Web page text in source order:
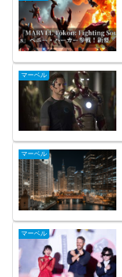
マーベル
マーベル
マーベル